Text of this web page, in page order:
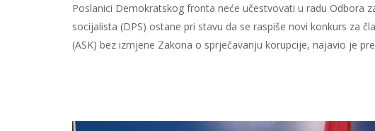
Poslanici Demokratskog fronta neće učestvovati u radu Odbora
socijalista (DPS) ostane pri stavu da se raspiše novi konkurs za
(ASK) bez izmjene Zakona o sprječavanju korupcije, najavio je